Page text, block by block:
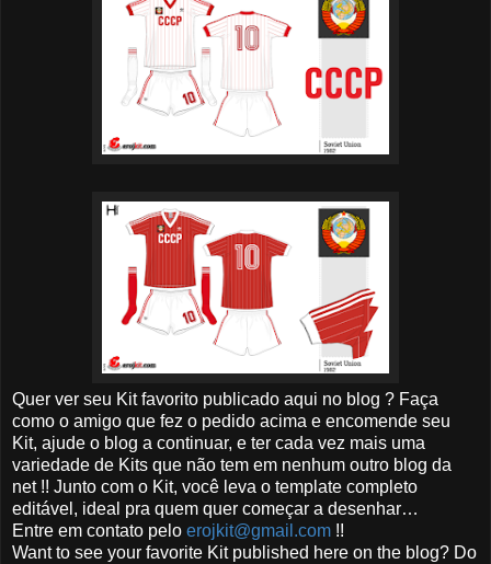
Quer ver seu Kit favorito publicado aqui no blog ? Faça
como o amigo que fez o pedido acima e encomende seu
Kit, ajude o blog a continuar, e ter cada vez mais uma
variedade de Kits que não tem em nenhum outro blog da
net !! Junto com o Kit, você leva o template completo
editável, ideal pra quem quer começar a desenhar…
Entre em contato pelo erojkit@gmail.com !!
Want to see your favorite Kit published here on the blog? Do